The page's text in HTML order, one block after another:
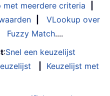
met meerdere criteria
VLookup over
Fuzzy Match....
:Snel een keuzelijst
Keuzelijst met